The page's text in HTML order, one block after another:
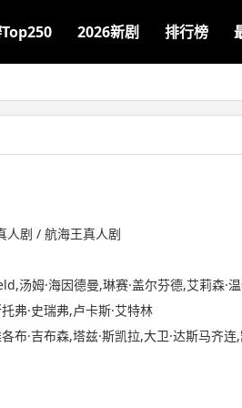
2026新剧 排行榜
人剧 / 航海王真人剧
汤姆·海因德曼,琳赛·盖尔芬德,艾莉森
弗·史瑞弗,卢卡斯·艾特林
布·吉布森,塔兹·斯凯拉,大卫·达斯马齐